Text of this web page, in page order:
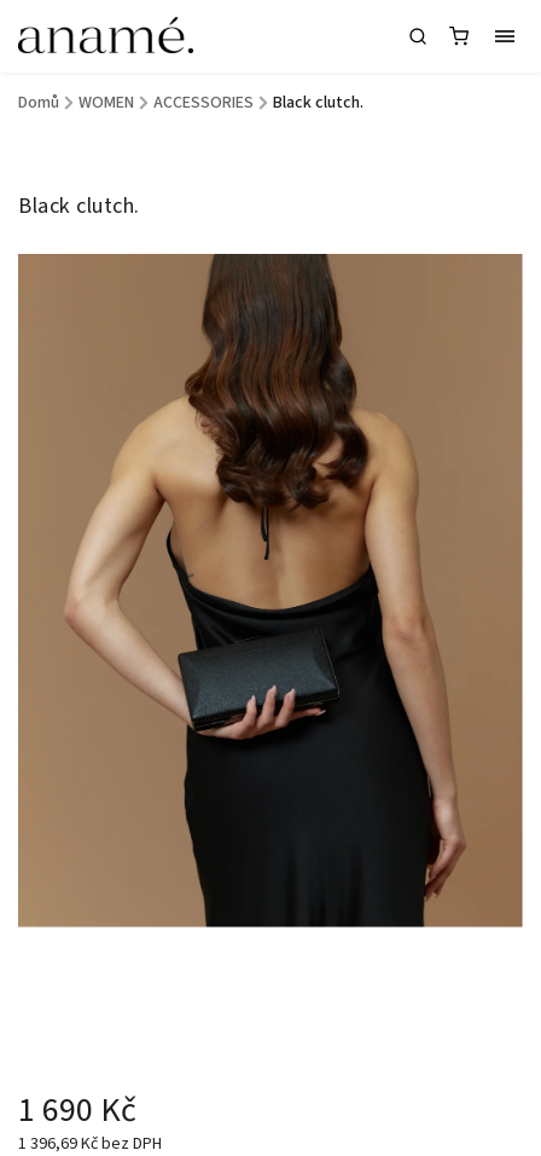
Domů / WOMEN / ACCESSORIES / Black clutch.
Black clutch.
1 690 Kč
1 396,69 Kč bez DPH